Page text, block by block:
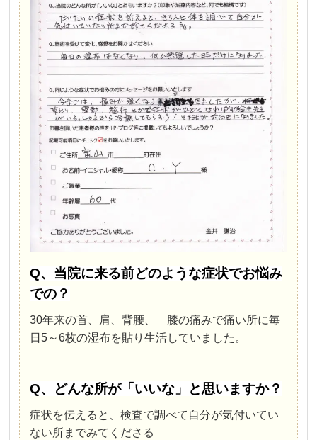
Q、当院に来る前どのような症状でお悩み
での？
30年来の首、肩、背腰、 膝の痛みで痛い所に毎
日5～6枚の湿布を貼り生活していました。
Q、どんな所が「いいな」と思いますか？
症状を伝えると、検査で調べて自分が気付いてい
ない所までみてくださる